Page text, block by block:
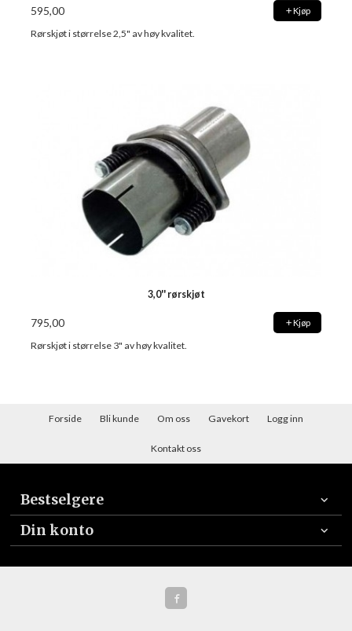
595,00 Kjøp
Rørskjøt i størrelse 2,5" av høy kvalitet.
3,0'' rørskjøt
795,00 Kjøp
Rørskjøt i størrelse 3" av høy kvalitet.
Forside Bli kunde Om oss Gavekort Logg inn
Kontakt oss
Bestselgere
Din konto